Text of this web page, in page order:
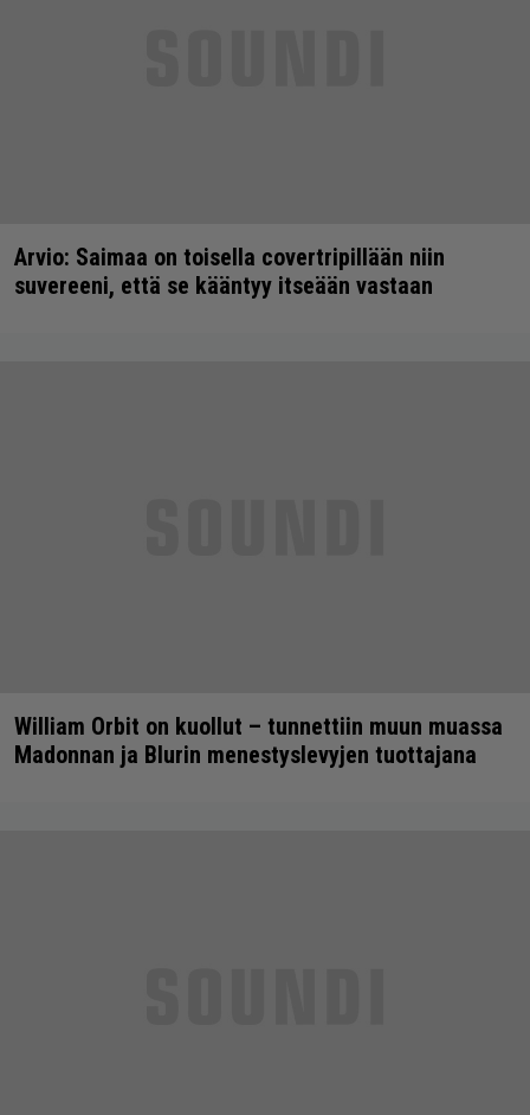
Arvio: Saimaa on toisella covertripillään niin
suvereeni, että se kääntyy itseään vastaan
William Orbit on kuollut – tunnettiin muun muassa
Madonnan ja Blurin menestyslevyjen tuottajana